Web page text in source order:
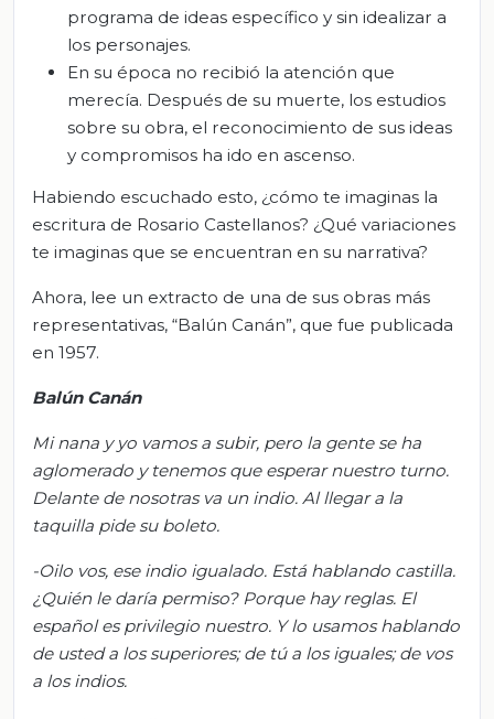
programa de ideas específico y sin idealizar a
los personajes.
En su época no recibió la atención que
merecía. Después de su muerte, los estudios
sobre su obra, el reconocimiento de sus ideas
y compromisos ha ido en ascenso.
Habiendo escuchado esto, ¿cómo te imaginas la
escritura de Rosario Castellanos? ¿Qué variaciones
te imaginas que se encuentran en su narrativa?
Ahora, lee un extracto de una de sus obras más
representativas, “Balún Canán”, que fue publicada
en 1957.
Balún Canán
Mi nana y yo vamos a subir, pero la gente se ha
aglomerado y tenemos que esperar nuestro turno.
Delante de nosotras va un indio. Al llegar a la
taquilla pide su boleto.
-Oilo vos, ese indio igualado. Está hablando castilla.
¿Quién le daría permiso? Porque hay reglas. El
español es privilegio nuestro. Y lo usamos hablando
de usted a los superiores; de tú a los iguales; de vos
a los indios.